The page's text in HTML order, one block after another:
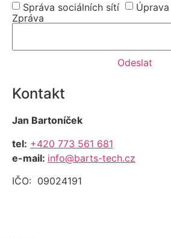
Správa sociálních sítí
Zpráva
Odeslat
Kontakt
Jan Bartoníček
tel: +420 773 561 681
e-mail: info@barts-tech.cz
IČO: 09024191